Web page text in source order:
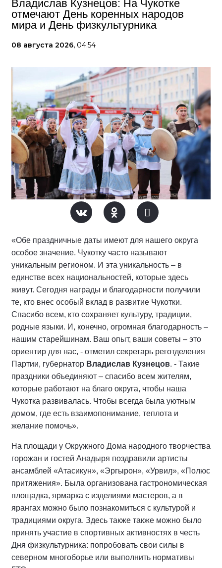
Владислав Кузнецов: На Чукотке
отмечают День коренных народов
мира и День физкультурника
08 августа 2026, 04:54
«Обе праздничные даты имеют для нашего округа
особое значение. Чукотку часто называют
уникальным регионом. И эта уникальность – в
единстве всех национальностей, которые здесь
живут. Сегодня награды и благодарности получили
те, кто внес особый вклад в развитие Чукотки.
Спасибо всем, кто сохраняет культуру, традиции,
родные языки. И, конечно, огромная благодарность –
нашим старейшинам. Ваш опыт, ваши советы – это
ориентир для нас, - отметил секретарь реготделения
Партии, губернатор Владислав Кузнецов. - Такие
праздники объединяют – спасибо всем жителям,
которые работают на благо округа, чтобы наша
Чукотка развивалась. Чтобы всегда была уютным
домом, где есть взаимопонимание, теплота и
желание помочь».
На площади у Окружного Дома народного творчества
горожан и гостей Анадыря поздравили артисты
ансамблей «Атасикун», «Эргырон», «Урвиԓ», «Полюс
притяжения». Была организована гастрономическая
площадка, ярмарка с изделиями мастеров, а в
ярангах можно было познакомиться с культурой и
традициями округа. Здесь также также можно было
принять участие в спортивных активностях в честь
Дня физкультурника: попробовать свои силы в
северном многоборье или выполнить нормативы